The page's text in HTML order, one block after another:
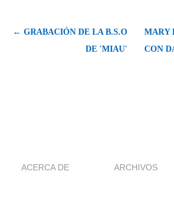
← GRABACIÓN DE LA B.S.O
DE 'MIAU'
MARY
CON
ACERCA DE ARCHIVOS